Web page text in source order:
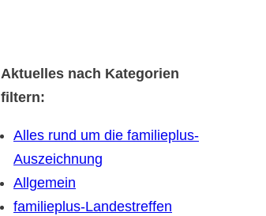
Aktuelles nach Kategorien
filtern:
Alles rund um die familieplus-
Auszeichnung
Allgemein
familieplus-Landestreffen